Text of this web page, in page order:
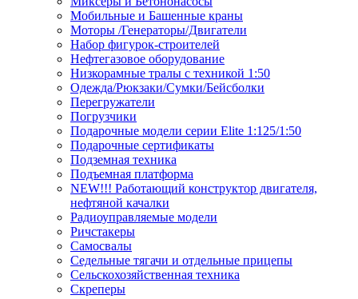
Мобильные и Башенные краны
Моторы /Генераторы/Двигатели
Набор фигурок-строителей
Нефтегазовое оборудование
Низкорамные тралы с техникой 1:50
Одежда/Рюкзаки/Сумки/Бейсболки
Перегружатели
Погрузчики
Подарочные модели серии Elite 1:125/1:50
Подарочные сертификаты
Подземная техника
Подъемная платформа
NEW!!! Работающий конструктор двигателя,
нефтяной качалки
Радиоуправляемые модели
Ричстакеры
Самосвалы
Седельные тягачи и отдельные прицепы
Сельскохозяйственная техника
Скреперы